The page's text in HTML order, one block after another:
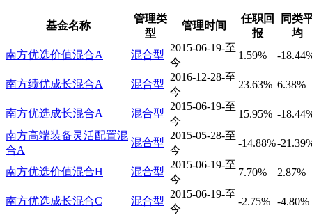
基金名称
管理类
型
管理时间
任职回
报
同类
均
南方优选价值混合A
混合型
2015-06-19-至
今
1.59% -
南方绩优成长混合A 混合型
2016-12-28-至
今
23.63% 6.38%
南方优选成长混合A 混合型
2015-06-19-至
今
15.95% -
南方高端装备灵活配置混
合A
混合型
2015-05-28-至
今
-14.88%-
南方优选价值混合H 混合型
2015-06-19-至
今
7.70% 2.87%
南方优选成长混合C 混合型
2015-06-19-至
今
-2.75% -4.80%